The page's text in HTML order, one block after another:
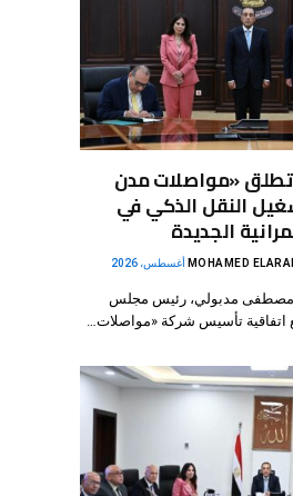
«مواصلات مدن
النقل الذكي في
الجديدة
MOHAMED
مصطفى مدبولي، رئيس مجلس
اتفاقية تأسيس شركة «مواصلات…